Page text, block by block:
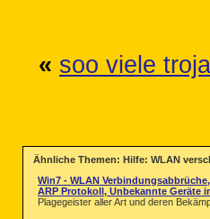
« soo viele
Ähnliche Themen: Hilfe: WLAN
Win7 - WLAN
ARP Protokoll, Unbekannte Geräte
Plagegeister aller Art und deren